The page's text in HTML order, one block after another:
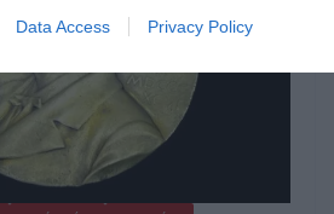
Data Access Privacy Policy